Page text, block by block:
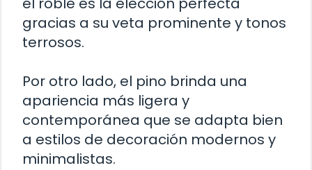
gracias a su veta prominente y tonos
terrosos.
Por otro lado, el pino brinda una
apariencia más ligera y
contemporánea que se adapta bien
a estilos de decoración modernos y
minimalistas.